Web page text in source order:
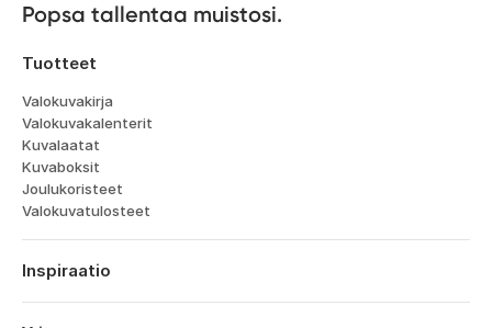
Popsa tallentaa muistosi.
Tuotteet
Valokuvakirja
Valokuvakalenterit
Kuvalaatat
Kuvaboksit
Joulukoristeet
Valokuvatulosteet
Inspiraatio
Matka